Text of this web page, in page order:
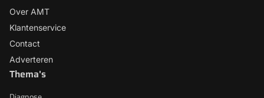
Over AMT
Klantenservice
Contact
Adverteren
Thema's